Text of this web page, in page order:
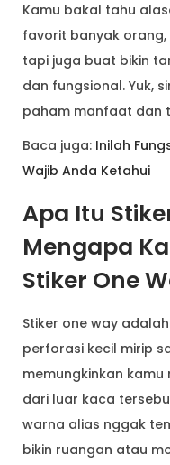
Kamu bakal tahu
favorit banyak
tapi juga buat bikin
dan fungsional. Yuk,
paham manfaat dan
Baca juga: Inilah
Wajib Anda Ketahui
Apa Itu
Mengapa
Stiker One
Stiker one way
perforasi kecil mirip
memungkinkan
dari luar kaca
warna alias nggak
bikin ruangan atau